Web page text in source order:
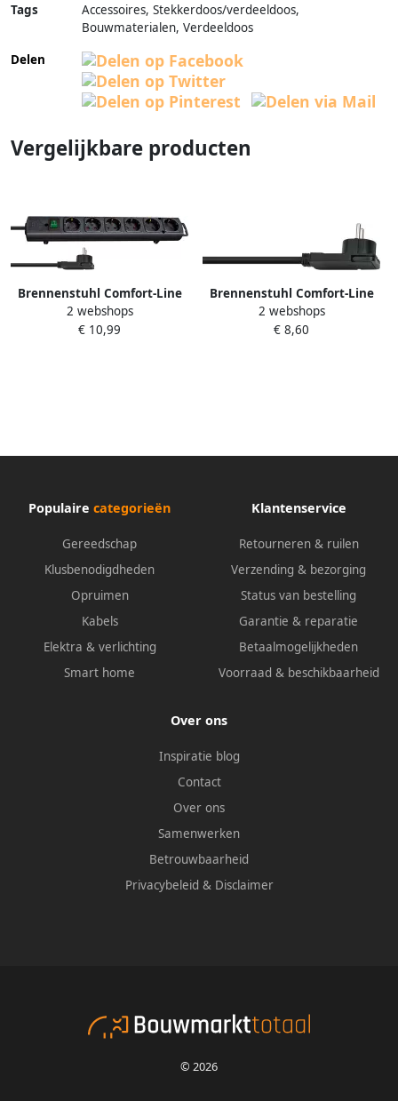
Tags
Accessoires, Stekkerdoos/verdeeldoos,
Bouwmaterialen, Verdeeldoos
Delen
Vergelijkbare producten
Brennenstuhl Comfort-Line
Plus stekkerdoos met platte
stekker 6-voudig zwart 2m
2 webshops
€ 10,99
Brennenstuhl Comfort-Line
Plus stekkerdoos met platte
stekker 4-voudig zwart 2m
2 webshops
€ 8,60
Populaire categorieën
Gereedschap
Klusbenodigdheden
Opruimen
Kabels
Elektra & verlichting
Smart home
Klantenservice
Retourneren & ruilen
Verzending & bezorging
Status van bestelling
Garantie & reparatie
Betaalmogelijkheden
Voorraad & beschikbaarheid
Over ons
Inspiratie blog
Contact
Over ons
Samenwerken
Betrouwbaarheid
Privacybeleid & Disclaimer
© 2026